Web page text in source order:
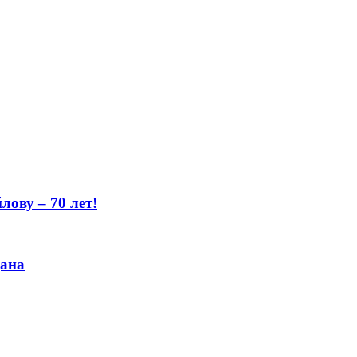
– 70 лет!